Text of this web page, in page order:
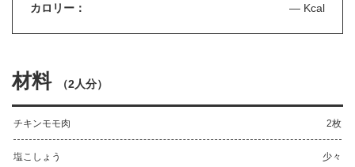
カロリー： — Kcal
材料 （2人分）
チキンモモ肉 2枚
塩こしょう 少々